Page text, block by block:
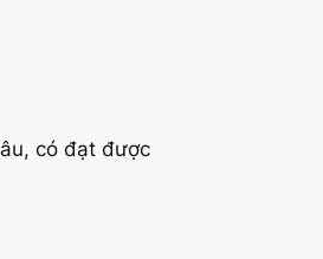
có đạt được